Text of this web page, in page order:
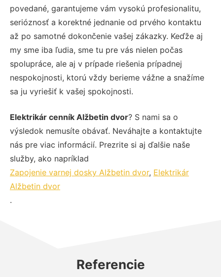
povedané, garantujeme vám vysokú profesionalitu,
serióznosť a korektné jednanie od prvého kontaktu
až po samotné dokončenie vašej zákazky. Keďže aj
my sme iba ľudia, sme tu pre vás nielen počas
spolupráce, ale aj v prípade riešenia prípadnej
nespokojnosti, ktorú vždy berieme vážne a snažíme
sa ju vyriešiť k vašej spokojnosti.
Elektrikár cenník Alžbetin dvor? S nami sa o
výsledok nemusíte obávať. Neváhajte a kontaktujte
nás pre viac informácií. Prezrite si aj ďalšie naše
služby, ako napríklad
Zapojenie varnej dosky Alžbetin dvor, Elektrikár
Alžbetin dvor
.
Referencie